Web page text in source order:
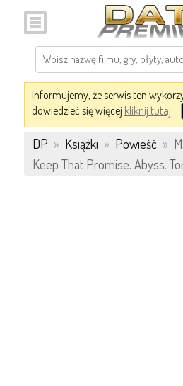
Informujemy, że serwis ten
dowiedzieć się więcej kliknij tutaj.
DP » Książki » Powieść »
Keep That Promise. Abyss.